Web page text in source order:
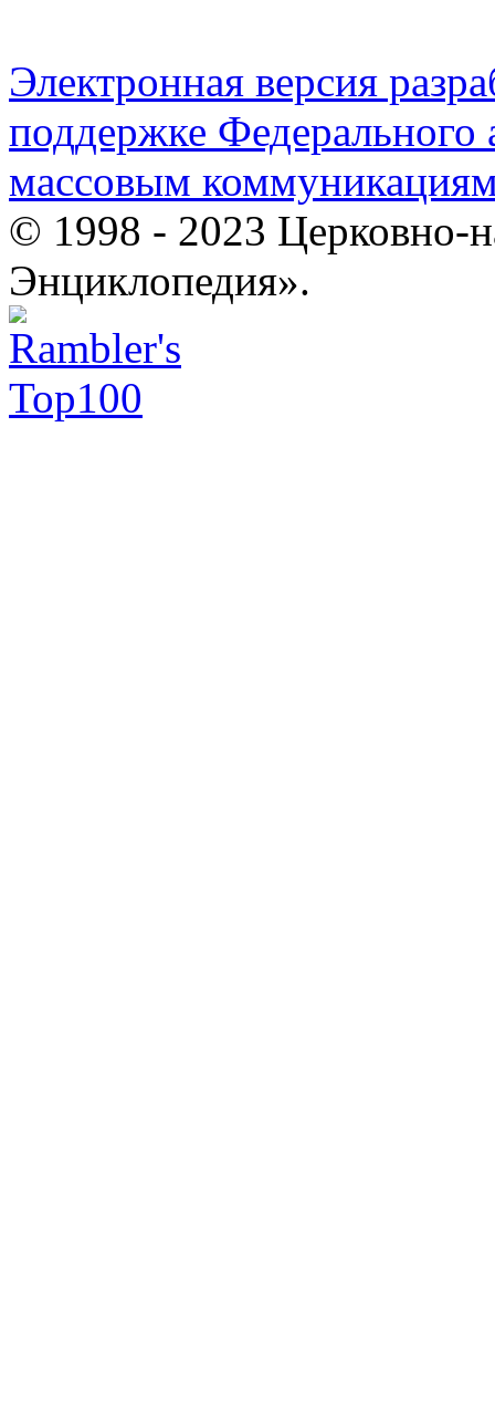
Электронная версия
поддержке Федерального
массовым
© 1998 - 2023 Церковно-
Энциклопедия».